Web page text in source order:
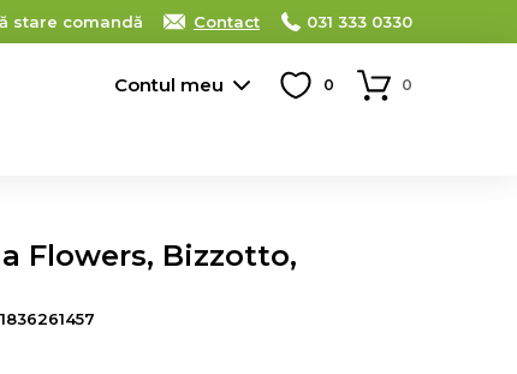
stare comandă Contact 031 333 0330
Contul meu 0 0
Flowers, Bizzotto,